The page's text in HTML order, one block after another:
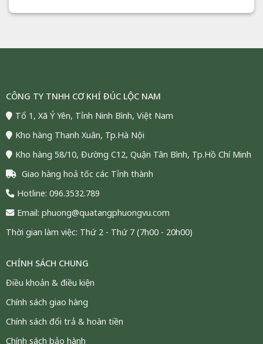
CÔNG TY TNHH CƠ KHÍ ĐÚC LỘC NAM
Tổ 1, Xã Ý Yên, Tỉnh Ninh Bình, Việt Nam
Kho hàng Thanh Xuân, Tp.Hà Nội
Kho hàng 58/10, Đường C12, Quận Tân Bình, Tp.Hồ Chí Minh
Giao hàng hoả tốc các Tỉnh thành
Hotline: 096.3532.789
Email: phuong@quatangphuongvu.com
Thời gian làm việc: Thứ 2 - Thứ 7 (7h00 - 20h00)
CHÍNH SÁCH CHUNG
Điều khoản & điều kiện
Chính sách giao hàng
Chính sách đổi trả & hoàn tiền
Chính sách bảo hành